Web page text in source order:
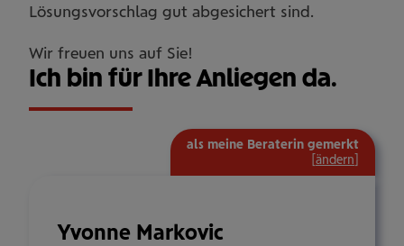
Lösungsvorschlag gut abgesichert sind.
Wir freuen uns auf Sie!
Ich bin für Ihre Anliegen da.
Yvonne Markovic
als meine Beraterin gemerkt
ändern